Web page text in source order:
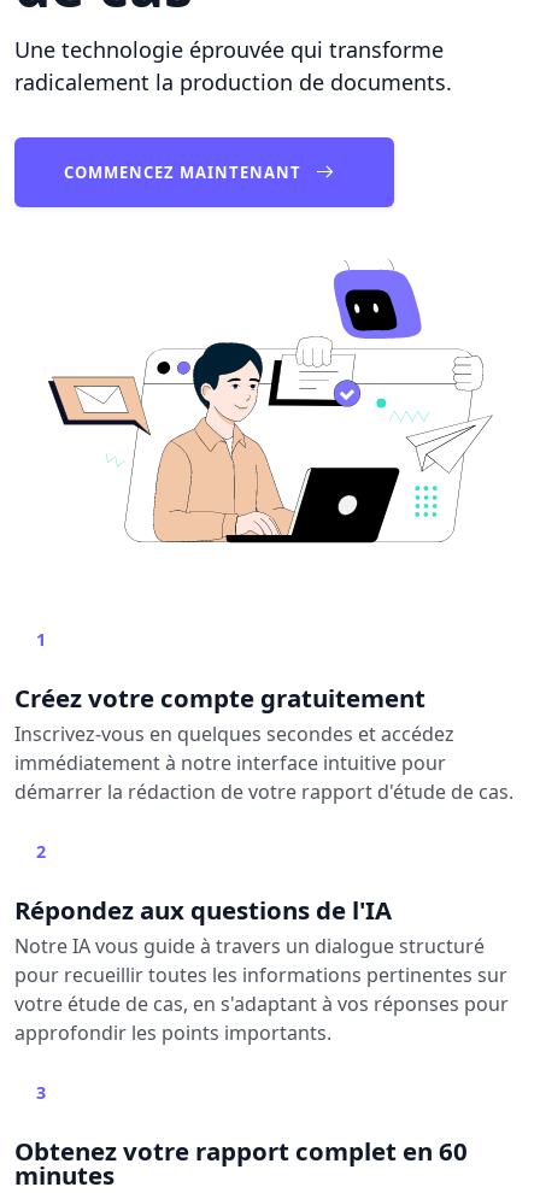
Une technologie éprouvée qui transforme
radicalement la production de documents.
COMMENCEZ MAINTENANT
1
Créez votre compte gratuitement
Inscrivez-vous en quelques secondes et accédez
immédiatement à notre interface intuitive pour
démarrer la rédaction de votre rapport d'étude de cas.
2
Répondez aux questions de l'IA
Notre IA vous guide à travers un dialogue structuré
pour recueillir toutes les informations pertinentes sur
votre étude de cas, en s'adaptant à vos réponses pour
approfondir les points importants.
3
Obtenez votre rapport complet en 60
minutes